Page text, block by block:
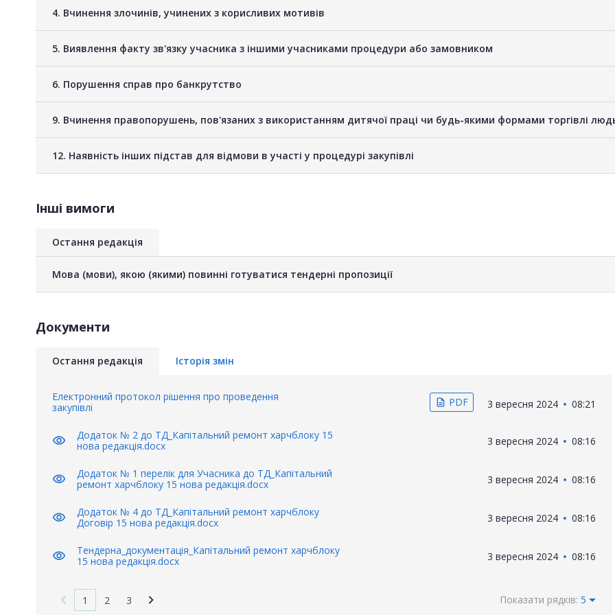
4. Вчинення злочинів, учинених з корисливих мотивів
5. Виявлення факту зв'язку учасника з іншими учасниками процедури або замовником
6. Порушення справ про банкрутство
9. Вчинення правопорушень, пов'язаних з використанням дитячої праці чи будь-якими формами торгівлі
12. Наявність інших підстав для відмови в участі у процедурі закупівлі
Інші вимоги
Остання редакція
Мова (мови), якою (якими) повинні готуватися тендерні пропозиції
Документи
Остання редакція Історія змін
Електронний протокол рішення про проведення
закупівлі
description PDF 3 вересня 2024 08:21
visibility
Додаток № 2 до ТД_Капітальний ремонт харчблоку 15
нова редакція.docx
3 вересня 2024 08:16
visibility
Додаток № 1 перелік для Учасника до ТД_Капітальний
ремонт харчблоку 15 нова редакція.docx
3 вересня 2024 08:16
visibility
Додаток № 4 до ТД_Капітальний ремонт харчблоку
Договір 15 нова редакція.docx
3 вересня 2024 08:16
visibility
Тендерна_документація_Капітальний ремонт харчблоку
15 нова редакція.docx
3 вересня 2024 08:16
1 2 3 Показати рядків: 5